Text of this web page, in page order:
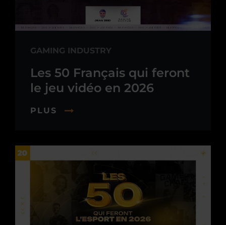
GAMING INDUSTRY
Les 50 Français qui feront
le jeu vidéo en 2026
PLUS